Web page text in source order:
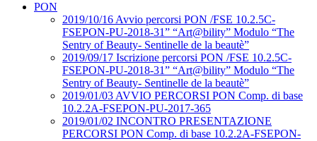
PON
2019/10/16 Avvio percorsi PON /FSE 10.2.5C-
FSEPON-PU-2018-31” “Art@bility” Modulo “The
Sentry of Beauty- Sentinelle de la beautè”
2019/09/17 Iscrizione percorsi PON /FSE 10.2.5C-
FSEPON-PU-2018-31” “Art@bility” Modulo “The
Sentry of Beauty- Sentinelle de la beautè”
2019/01/03 AVVIO PERCORSI PON Comp. di base
10.2.2A-FSEPON-PU-2017-365
2019/01/02 INCONTRO PRESENTAZIONE
PERCORSI PON Comp. di base 10.2.2A-FSEPON-